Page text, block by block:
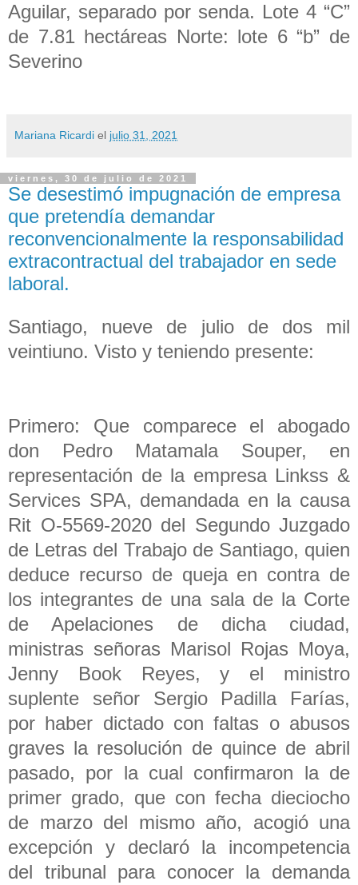
Aguilar, separado por senda. Lote 4 “C”
de 7.81 hectáreas Norte: lote 6 “b” de
Severino
Mariana Ricardi el julio 31, 2021
viernes, 30 de julio de 2021
Se desestimó impugnación de empresa
que pretendía demandar
reconvencionalmente la responsabilidad
extracontractual del trabajador en sede
laboral.
Santiago, nueve de julio de dos mil
veintiuno. Visto y teniendo presente:
Primero: Que comparece el abogado
don Pedro Matamala Souper, en
representación de la empresa Linkss &
Services SPA, demandada en la causa
Rit O-5569-2020 del Segundo Juzgado
de Letras del Trabajo de Santiago, quien
deduce recurso de queja en contra de
los integrantes de una sala de la Corte
de Apelaciones de dicha ciudad,
ministras señoras Marisol Rojas Moya,
Jenny Book Reyes, y el ministro
suplente señor Sergio Padilla Farías,
por haber dictado con faltas o abusos
graves la resolución de quince de abril
pasado, por la cual confirmaron la de
primer grado, que con fecha dieciocho
de marzo del mismo año, acogió una
excepción y declaró la incompetencia
del tribunal para conocer la demanda